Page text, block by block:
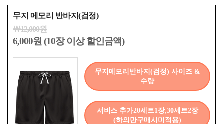
무지 메모리 반바지(검정)
￦12,000원
6,000원 (10장 이상 할인금액)
무지메모리반바지(검정) 사이즈 &
수량
서비스 추가20세트1장,30세트2장
(하의만구매시미적용)